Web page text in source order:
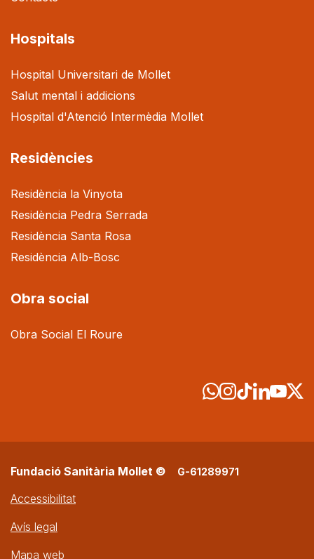
Hospitals
Hospital Universitari de Mollet
Salut mental i addicions
Hospital d'Atenció Intermèdia Mollet
Residències
Residència la Vinyota
Residència Pedra Serrada
Residència Santa Rosa
Residència Alb-Bosc
Obra social
Obra Social El Roure
Fundació Sanitària Mollet © G-61289971
Accessibilitat
Avís legal
Mapa web